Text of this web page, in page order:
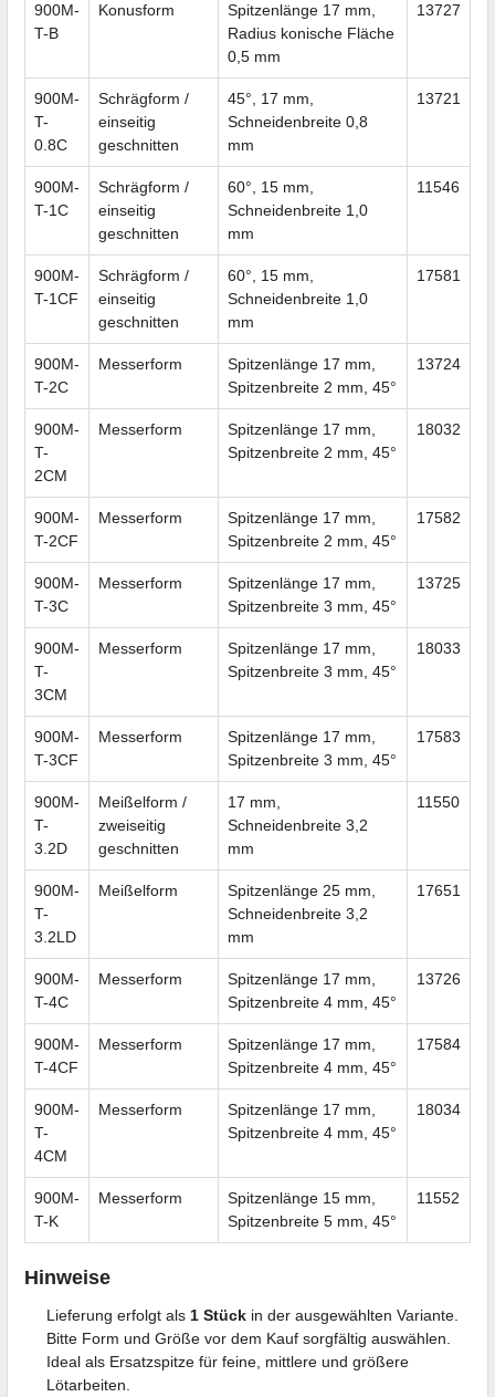
900M-
T-B
Konusform
Spitzenlänge 17 mm,
Radius konische Fläche
0,5 mm
13727
900M-
T-
0.8C
Schrägform /
einseitig
geschnitten
45°, 17 mm,
Schneidenbreite 0,8
mm
13721
900M-
T-1C
Schrägform /
einseitig
geschnitten
60°, 15 mm,
Schneidenbreite 1,0
mm
11546
900M-
T-1CF
Schrägform /
einseitig
geschnitten
60°, 15 mm,
Schneidenbreite 1,0
mm
17581
900M-
T-2C
Messerform
Spitzenlänge 17 mm,
Spitzenbreite 2 mm, 45°
13724
900M-
T-
2CM
Messerform
Spitzenlänge 17 mm,
Spitzenbreite 2 mm, 45°
18032
900M-
T-2CF
Messerform
Spitzenlänge 17 mm,
Spitzenbreite 2 mm, 45°
17582
900M-
T-3C
Messerform
Spitzenlänge 17 mm,
Spitzenbreite 3 mm, 45°
13725
900M-
T-
3CM
Messerform
Spitzenlänge 17 mm,
Spitzenbreite 3 mm, 45°
18033
900M-
T-3CF
Messerform
Spitzenlänge 17 mm,
Spitzenbreite 3 mm, 45°
17583
900M-
T-
3.2D
Meißelform /
zweiseitig
geschnitten
17 mm,
Schneidenbreite 3,2
mm
11550
900M-
T-
3.2LD
Meißelform
Spitzenlänge 25 mm,
Schneidenbreite 3,2
mm
17651
900M-
T-4C
Messerform
Spitzenlänge 17 mm,
Spitzenbreite 4 mm, 45°
13726
900M-
T-4CF
Messerform
Spitzenlänge 17 mm,
Spitzenbreite 4 mm, 45°
17584
900M-
T-
4CM
Messerform
Spitzenlänge 17 mm,
Spitzenbreite 4 mm, 45°
18034
900M-
T-K
Messerform
Spitzenlänge 15 mm,
Spitzenbreite 5 mm, 45°
11552
Hinweise
Lieferung erfolgt als 1 Stück in der ausgewählten Variante.
Bitte Form und Größe vor dem Kauf sorgfältig auswählen.
Ideal als Ersatzspitze für feine, mittlere und größere
Lötarbeiten.